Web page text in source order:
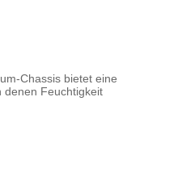
Chassis bietet eine
denen Feuchtigkeit